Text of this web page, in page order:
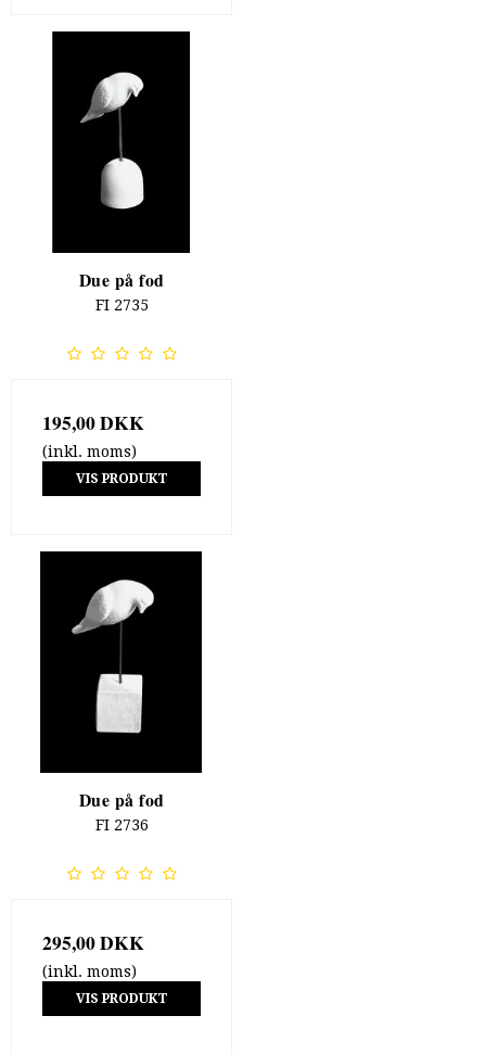
Due på fod
FI 2735
195,00 DKK
(inkl. moms)
VIS PRODUKT
Due på fod
FI 2736
295,00 DKK
(inkl. moms)
VIS PRODUKT